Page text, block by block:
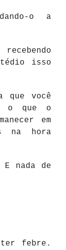
o a
isso
que você
o que o
em
na hora
E nada de
febre.